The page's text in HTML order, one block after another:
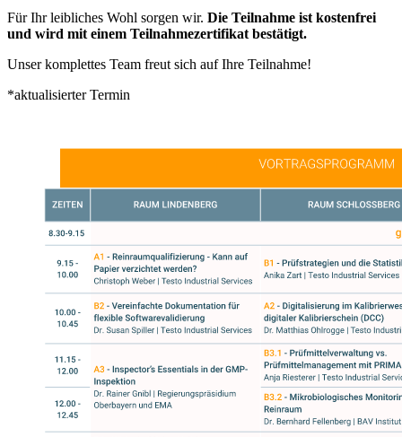
Für Ihr leibliches Wohl sorgen wir. Die Teilnahme ist kostenfrei
und wird mit einem Teilnahmezertifikat bestätigt.
Unser komplettes Team freut sich auf Ihre Teilnahme!
*aktualisierter Termin